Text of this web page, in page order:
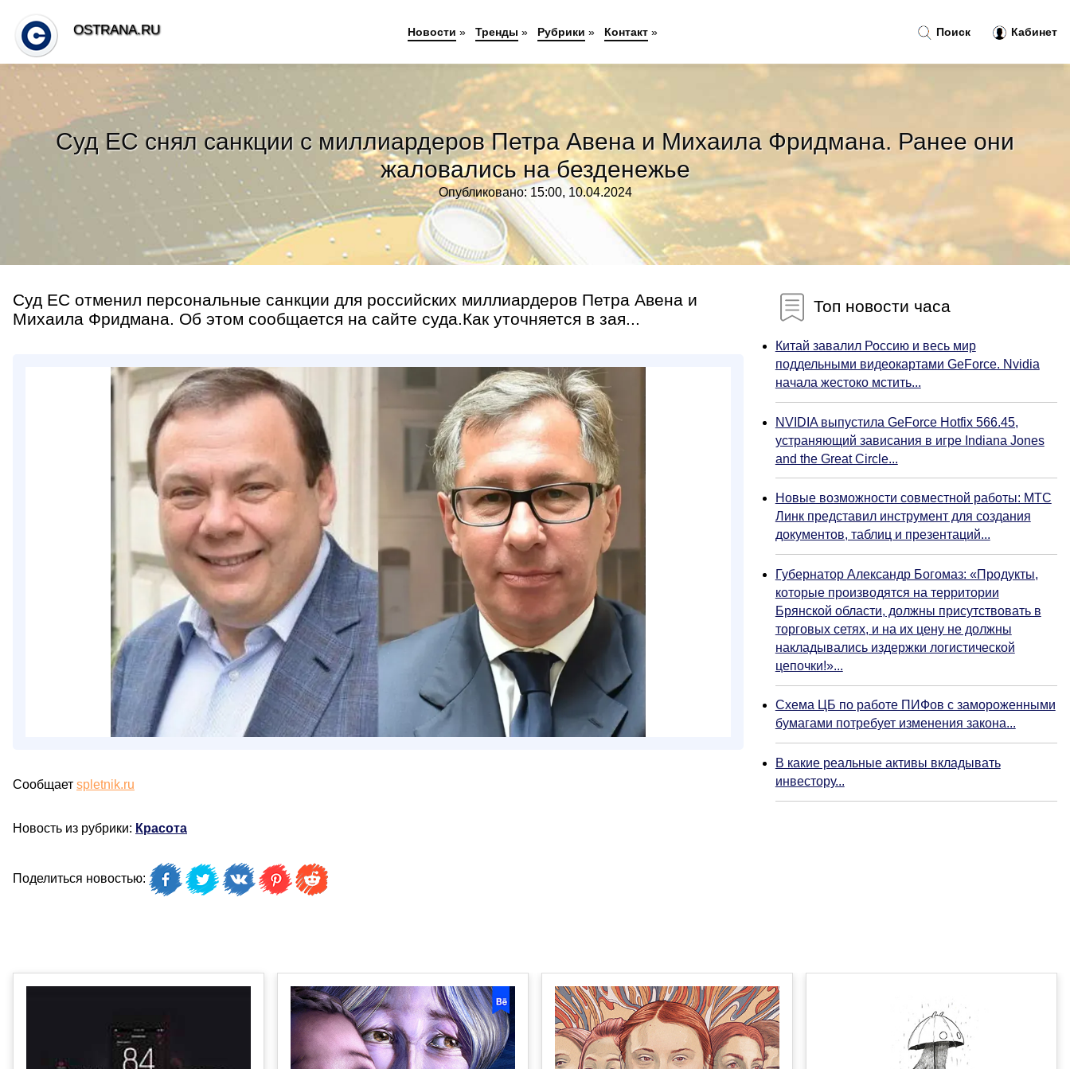
Суд ЕС снял санкции с миллиардеров Петра Авена и Михаила Фридмана. Ранее они
жаловались на безденежье
Опубликовано: 15:00, 10.04.2024
Суд ЕС отменил персональные санкции для российских миллиардеров Петра Авена и
Михаила Фридмана. Об этом сообщается на сайте суда.Как уточняется в зая...
Сообщает spletnik.ru
Новость из рубрики: Красота
Поделиться новостью:
Топ новости часа
Китай завалил Россию и весь мир
поддельными видеокартами GeForce. Nvidia
начала жестоко мстить...
NVIDIA выпустила GeForce Hotfix 566.45,
устраняющий зависания в игре Indiana Jones
and the Great Circle...
Новые возможности совместной работы: МТС
Линк представил инструмент для создания
документов, таблиц и презентаций...
Губернатор Александр Богомаз: «Продукты,
которые производятся на территории
Брянской области, должны присутствовать в
торговых сетях, и на их цену не должны
накладывались издержки логистической
цепочки!»...
Схема ЦБ по работе ПИФов с замороженными
бумагами потребует изменения закона...
В какие реальные активы вкладывать
инвестору...
Поиск Кабинет
OSTRANA.RU Новости » Тренды » Рубрики » Контакт»